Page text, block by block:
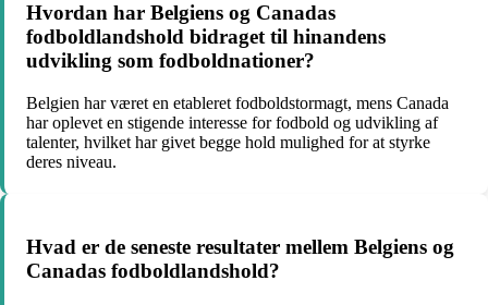
Hvordan har Belgiens og Canadas
fodboldlandshold bidraget til hinandens
udvikling som fodboldnationer?
Belgien har været en etableret fodboldstormagt, mens Canada
har oplevet en stigende interesse for fodbold og udvikling af
talenter, hvilket har givet begge hold mulighed for at styrke
deres niveau.
Hvad er de seneste resultater mellem Belgiens og
Canadas fodboldlandshold?